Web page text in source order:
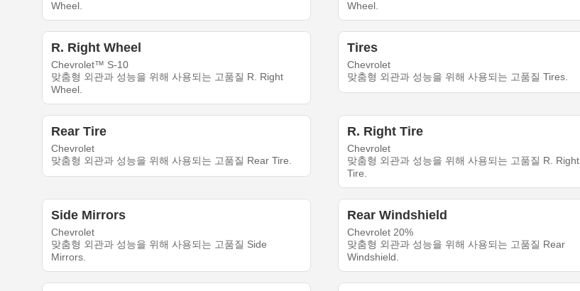
Wheel.
Wheel.
R. Right Wheel
Chevrolet™ S-10
맞춤형 외관과 성능을 위해 사용되는 고품질 R. Right
Wheel.
Tires
Chevrolet
맞춤형 외관과 성능을 위해 사용되는 고품질 Tires.
Rear Tire
Chevrolet
맞춤형 외관과 성능을 위해 사용되는 고품질 Rear Tire.
R. Right Tire
Chevrolet
맞춤형 외관과 성능을 위해 사용되는 고품질 R. Right
Tire.
Side Mirrors
Chevrolet
맞춤형 외관과 성능을 위해 사용되는 고품질 Side
Mirrors.
Rear Windshield
Chevrolet 20%
맞춤형 외관과 성능을 위해 사용되는 고품질 Rear
Windshield.